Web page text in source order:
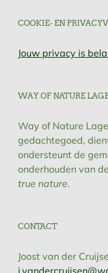
COOKIE- EN
Jouw privacy is
WAY OF NATURE
Way of Nature
gedachtegoed,
ondersteunt de
onderhouden van
true nature.
CONTACT
Joost van der